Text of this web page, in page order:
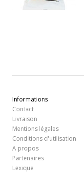
Informations
Contact
Livraison
Mentions légales
Conditions d'utilisation
A propos
Partenaires
Lexique